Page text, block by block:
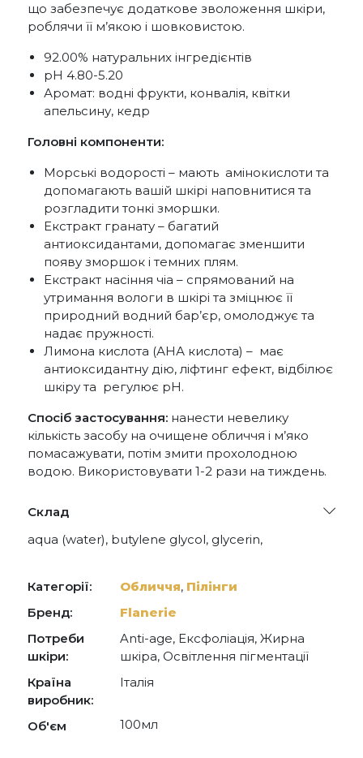
що забезпечує додаткове зволоження шкіри,
роблячи її м’якою і шовковистою.
92.00% натуральних інгредієнтів
pH 4.80-5.20
Аромат: водні фрукти, конвалія, квітки
апельсину, кедр
Головні компоненти:
Морські водорості – мають амінокислоти та
допомагають вашій шкірі наповнитися та
розгладити тонкі зморшки.
Екстракт гранату – багатий
антиоксидантами, допомагає зменшити
появу зморшок і темних плям.
Екстракт насіння чіа – спрямований на
утримання вологи в шкірі та зміцнює її
природний водний бар’єр, омолоджує та
надає пружності.
Лимона кислота (АНА кислота) – має
антиоксидантну дію, ліфтинг ефект, відбілює
шкіру та регулює рН.
Спосіб застосування: нанести невелику
кількість засобу на очищене обличчя і м’яко
помасажувати, потім змити прохолодною
водою. Використовувати 1-2 рази на тиждень.
Склад
aqua (water), butylene glycol, glycerin,
punica granatum pericarp extract, lycium
barbarum fruit extract, curcuma longa rhizome
extract, gelidium cartilagineum (seaweed) extract,
phytosterols, urea, papain, alanine, serine, proline,
parfum (fragrance), hydrogenated vegetable oil,
glyceryl polyacrylate, maltodextrin, tridecane,
undecane, tetrasodium glutamate diacetate,
glycol, caprylic/capric triglyceride, magnesium
Категорії: Обличчя, Пілінги
Бренд:
Flanerie
Потреби
шкіри:
Anti-age, Ексфоліація, Жирна
шкіра, Освітлення пігментації
Країна
виробник:
Італія
Об'єм 100мл